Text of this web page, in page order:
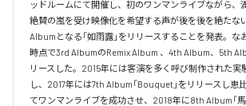
ッドルームにて開催し、初のワンマンライブながら、
絶賛の嵐を受け映像化を希望する声が後を後を絶たな
Albumとなる「如雨露」をリリースすることを発表。な
時点で3rd AlbumのRemix Album 、4th Album、5th
リースした。2015年には客演を多く呼び制作された実
し、2017年には7th Album「Bouquet」をリリースし恵
てワンマンライブを成功させ、2018年に8th Album「